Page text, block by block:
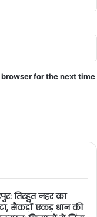
for the next time
तिरहुत नहर का
सैकड़ों एकड़ धान की